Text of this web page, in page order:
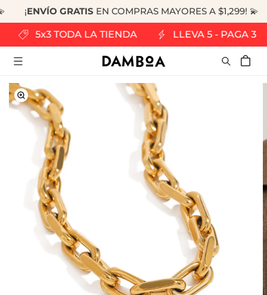
ENVÍO GRATISEN COMPRAS MAYORES A $1,299! 💫
5x3 TODA LA TIENDA LLEVA 5 - PAGA 3
Carrito